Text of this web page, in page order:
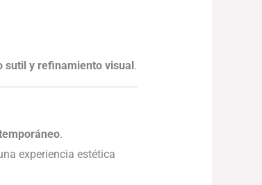
sutil y refinamiento visual.
.
experiencia estética